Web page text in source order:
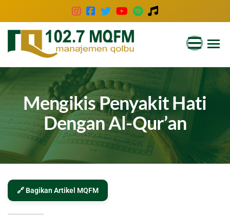
MQFM
Bandung
–
Inspirasi
Keluarga
Indonesia
Indonesia
Mengikis Penyakit Hati
Dengan Al-Qur’an
🔗 Bagikan Artikel MQFM